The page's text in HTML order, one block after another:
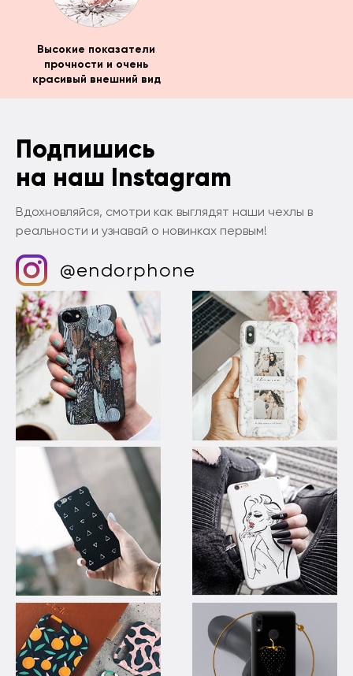
Высокие показатели
прочности и очень
красивый внешний вид
Подпишись
на наш Instagram
Вдохновляйся, смотри как выглядят наши чехлы в
реальности и узнавай о новинках первым!
@endorphone